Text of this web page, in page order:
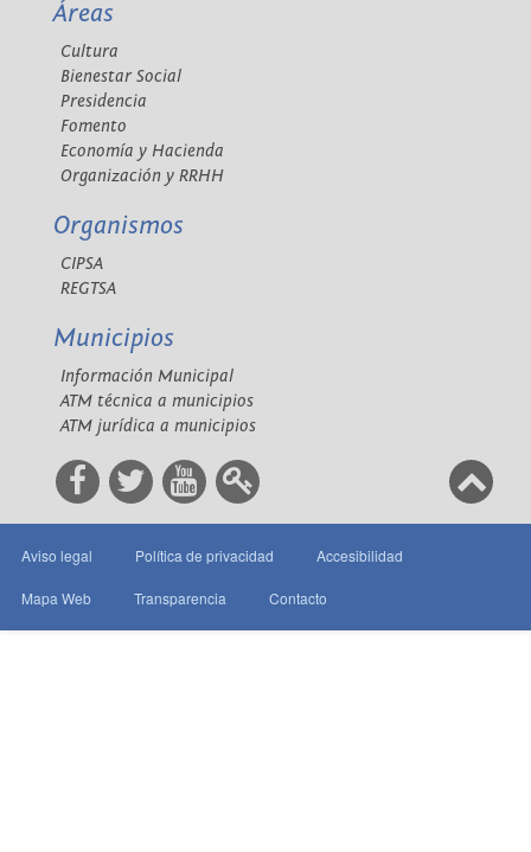
Áreas
Cultura
Bienestar Social
Presidencia
Fomento
Economía y Hacienda
Organización y RRHH
Organismos
CIPSA
REGTSA
Municipios
Información Municipal
ATM técnica a municipios
ATM jurídica a municipios
Aviso legal Política de privacidad Accesibilidad
Mapa Web Transparencia Contacto